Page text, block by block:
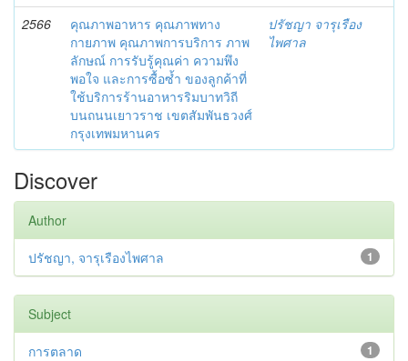
2566
คุณภาพอาหาร คุณภาพทาง
กายภาพ คุณภาพการบริการ ภาพ
ลักษณ์ การรับรู้คุณค่า ความพึง
พอใจ และการซื้อซ้ำ ของลูกค้าที่
ใช้บริการร้านอาหารริมบาทวิถี
บนถนนเยาวราช เขตสัมพันธวงศ์
กรุงเทพมหานคร
ปรัชญา จารุเรือง
ไพศาล
Discover
Author
1
ปรัชญา, จารุเรืองไพศาล
Subject
1
การตลาด